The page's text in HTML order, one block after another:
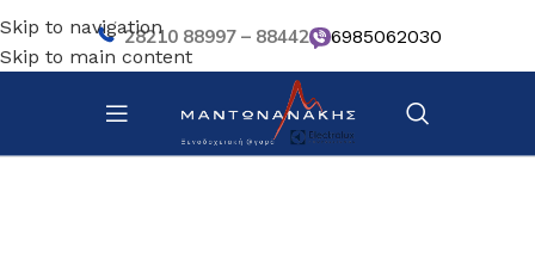
Skip to navigation
Skip to main content
28210 88997 – 88442 6985062030
Αρχική σελίδα/ Επιτραπέζια Είδη/ Μαχαιροπίρουνα